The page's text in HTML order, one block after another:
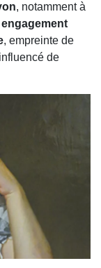
, notamment à
engagement
, empreinte de
de